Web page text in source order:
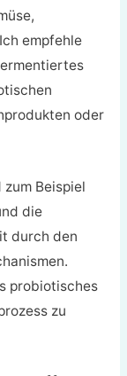
empfehle
oder
Beispiel
die
durch den
probiotisches
zu